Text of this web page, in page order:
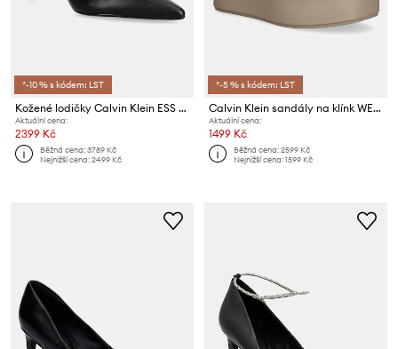
*-10 % s kódem: LST
Kožené lodičky Calvin Klein ESS STILETTO 70
Aktuální cena:
2399 Kč
Běžná cena:3789 Kč
Nejnižší cena:2499 Kč
*-5 % s kódem: LST
Calvin Klein sandály na klínk WEDGE 70 SNDL WEBBING LTH
Aktuální cena:
1499 Kč
Běžná cena:2599 Kč
Nejnižší cena:1599 Kč